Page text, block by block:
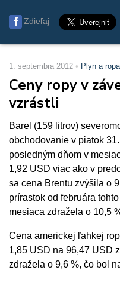
Zdieľaj
1. septembra 2012 Plyn a ropa
Ceny ropy v
vzrástli
Barel (159 litrov)
obchodovanie v piatok
posledným dňom v
1,92 USD viac ako v
sa cena Brentu zvýšila o
prírastok od februára
mesiaca zdražela o 10,5
Cena americkej ľahkej
1,85 USD na 96,47 USD
zdražela o 9,6 %, čo bol